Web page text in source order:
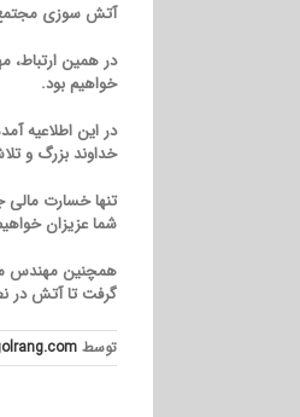
آتش سوزی مجتمع
در همین ارتباط،
خواهیم بود.
خداوند بزرگ و
تنها خسارت مالی
شما عزیزان
همچنین مهندس
گرفت تا آتش در
توسط